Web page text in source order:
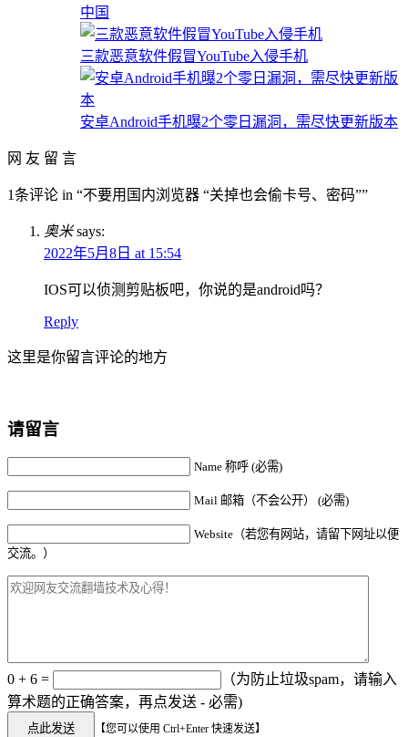
中国
三款恶意软件假冒YouTube入侵手机
安卓Android手机曝2个零日漏洞，需尽快更新版本
网 友 留 言
1条评论 in “不要用国内浏览器 “关掉也会偷卡号、密码””
奥米 says:
2022年5月8日 at 15:54
IOS可以侦测剪贴板吧，你说的是android吗？
Reply
这里是你留言评论的地方
请留言
Name 称呼 (必需)
Mail 邮箱（不会公开） (必需)
Website（若您有网站，请留下网址以便
交流。）
0 + 6 =
（为防止垃圾spam，请输入
算术题的正确答案，再点发送 - 必需)
【您可以使用 Ctrl+Enter 快速发送】